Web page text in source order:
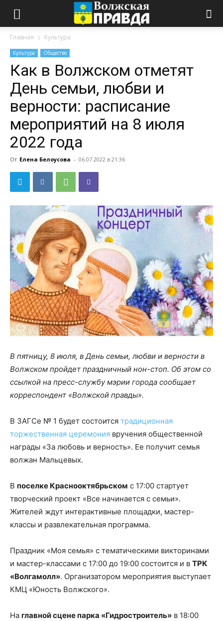
Главная Культура
Культура Общество
Как в Волжском отметят
День семьи, любви и
верности: расписание
мероприятий на 8 июля
2022 года
От Елена Белоусова - 06.07.2022 в 21:36
В пятницу, 8 июля, в День семьи, любви и верности в
Волжском пройдет праздничный нон-стоп. Об этом со
ссылкой на пресс-службу мэрии города сообщает
корреспондент «Волжской правды».
В ЗАГСе № 1 будет состоится традиционная
торжественная церемония вручения общественной
награды «За любовь и верность». Ее получит семья
волжан Мальцевых.
В поселке Краснооктябрьском с 17:00 стартует
творческий проект «Все начинается с семьи».
Жителей ждут интерактивные площадки, мастер-
классы и развлекательная программа.
Праздник «Моя семья» с тематическими викторинами
и мастер-классами с 17:00 до 19:00 состоится и в ТРК
«Волгамолл». Организатором мероприятия выступает
КМЦ «Юность Волжского».
На главной сцене парка «Гидростроитель» в 18:00